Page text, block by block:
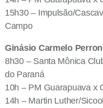
15h30 – Impulsão/
Campo
Ginásio Carmelo
8h30 – Santa Mônica
do Paraná
10h – PM Guarapuava x
14h – Martin Luther/